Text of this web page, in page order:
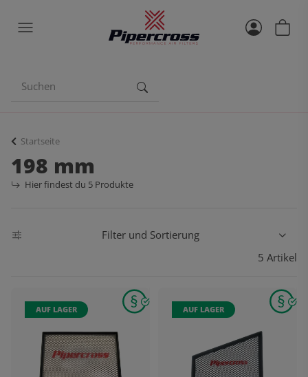
Startseite
198 mm
Hier findest du 5 Produkte
Filter und Sortierung
5 Artikel
AUF LAGER AUF LAGER